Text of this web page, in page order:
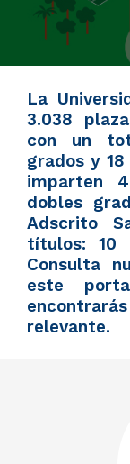
La
3.038
con un
grados y 18
imparten
dobles
Adscrito
títulos: 10
Consulta
este
relevante.